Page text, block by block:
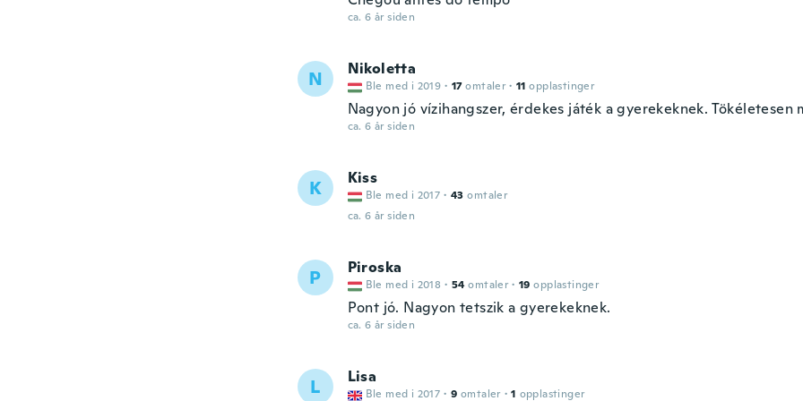
ca. 6 år siden
N Nikoletta
Ble med i 2019 · 17 omtaler · 11 opplastinger
Nagyon jó vízihangszer, érdekes játék a gyerekeknek. Tökéletesen
ca. 6 år siden
K Kiss
Ble med i 2017 · 43 omtaler
ca. 6 år siden
P Piroska
Ble med i 2018 · 54 omtaler · 19 opplastinger
Pont jó. Nagyon tetszik a gyerekeknek.
ca. 6 år siden
L Lisa
Ble med i 2017 · 9 omtaler · 1 opplastinger